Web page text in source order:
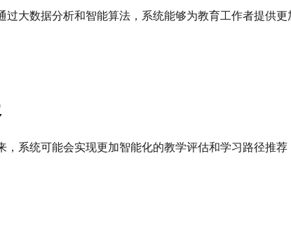
大数据分析和智能算法，系统能够为教育工作者提供更
系统可能会实现更加智能化的教学评估和学习路径推